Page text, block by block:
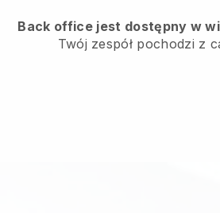
Back office jest dostępny w
Twój zespół pochodzi z